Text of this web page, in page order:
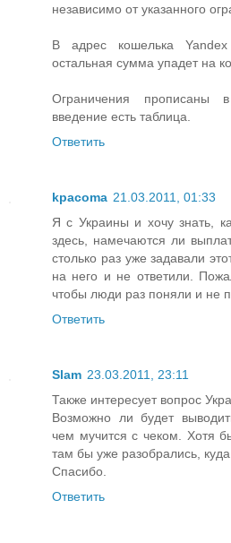
независимо от указанного
В адрес кошелька
остальная сумма упадет на
Ограничения прописаны
введение есть таблица.
Ответить
kpacoma 21.03.2011, 01:33
Я с Украины и хочу знать,
здесь, намечаются ли
столько раз уже задавали
на него и не ответили.
чтобы люди раз поняли и не
Ответить
Slam 23.03.2011, 23:11
Также интересует вопрос
Возможно ли будет
чем мучится с чеком. Хотя
там бы уже разобрались, куда
Спасибо.
Ответить